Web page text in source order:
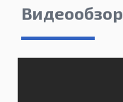
Видеообзор